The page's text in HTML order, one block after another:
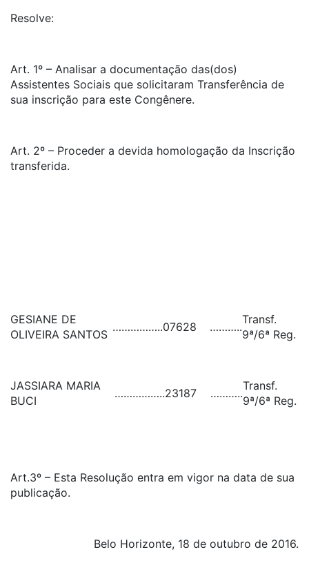
Resolve:
Art. 1º – Analisar a documentação das(dos)
Assistentes Sociais que solicitaram Transferência de
sua inscrição para este Congênere.
Art. 2º – Proceder a devida homologação da Inscrição
transferida.
GESIANE DE
OLIVEIRA SANTOS
……………..07628 ………..
Transf.
9ª/6ª Reg.
JASSIARA MARIA
BUCI
……………..23187 ………..
Transf.
9ª/6ª Reg.
Art.3º – Esta Resolução entra em vigor na data de sua
publicação.
Belo Horizonte, 18 de outubro de 2016.